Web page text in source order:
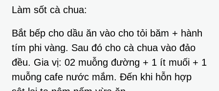
Làm sốt cà chua:
Bắt bếp cho dầu ăn vào cho tỏi băm + hành
tím phi vàng. Sau đó cho cà chua vào đảo
đều. Gia vị: 02 muỗng đường + 1 ít muối + 1
muỗng cafe nước mắm. Đến khi hỗn hợp